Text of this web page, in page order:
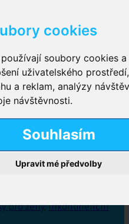
cookies
soubory cookies
uživatelského
a reklam, analýzy
návštěvnosti.
Souhlasím
Upravit mé předvolby
kalhotky
,Plenkové kalhotky
kalhotky dámské,
pro muže
pro ženy,Inkontinenční